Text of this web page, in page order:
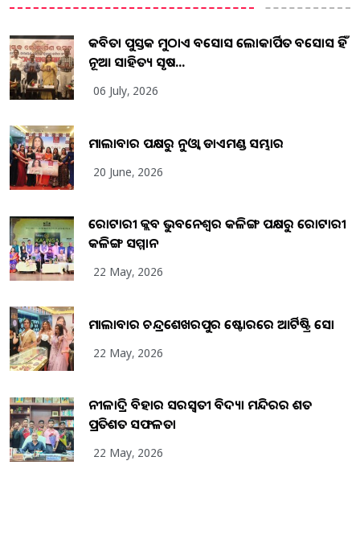
କବିତା ପୁସ୍ତକ ମୁଠାଏ ଅବସୋସ ଲୋକାର୍ପିତ ଅବସୋସ ହିଁ
ନୂଆ ସାହିତ୍ୟ ସୃଷ...
06 July, 2026
ମାଲାବାର ପକ୍ଷରୁ ନୁଓ୍ବା ଡାଏମଣ୍ଡ ସମ୍ଭାର
20 June, 2026
ରୋଟାରୀ କ୍ଲବ ଭୁବନେଶ୍ୱର କଳିଙ୍ଗ ପକ୍ଷରୁ ରୋଟାରୀ
କଳିଙ୍ଗ ସମ୍ମାନ
22 May, 2026
ମାଲାବାର ଚନ୍ଦ୍ରଶେଖରପୁର ଷ୍ଟୋରରେ ଆର୍ଟିଷ୍ଟ୍ରି ସୋ
22 May, 2026
ନୀଳାଦ୍ରି ବିହାର ସରସ୍ୱତୀ ବିଦ୍ୟା ମନ୍ଦିରର ଶତ
ପ୍ରତିଶତ ସଫଳତା
22 May, 2026